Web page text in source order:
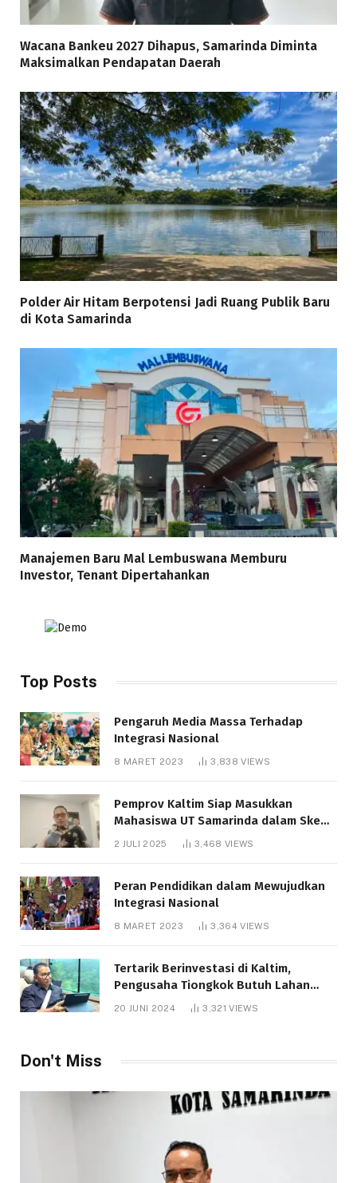
Wacana Bankeu 2027 Dihapus, Samarinda Diminta
Maksimalkan Pendapatan Daerah
Polder Air Hitam Berpotensi Jadi Ruang Publik Baru
di Kota Samarinda
Manajemen Baru Mal Lembuswana Memburu
Investor, Tenant Dipertahankan
Top Posts
Pengaruh Media Massa Terhadap
Integrasi Nasional
8 MARET 2023 3,838VIEWS
Pemprov Kaltim Siap Masukkan
Mahasiswa UT Samarinda dalam Skema
Bantuan Pendidikan Gratispol
2 JULI 2025 3,468 VIEWS
Peran Pendidikan dalam Mewujudkan
Integrasi Nasional
8 MARET 2023 3,364VIEWS
Tertarik Berinvestasi di Kaltim,
Pengusaha Tiongkok Butuh Lahan
1.000 Hektare
20 JUNI 2024 3,321VIEWS
Don't Miss